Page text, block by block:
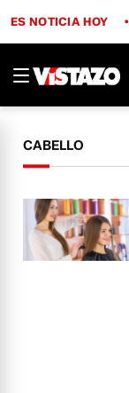
ES NOTICIA HOY
CABELLO